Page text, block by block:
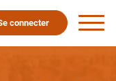
connecter